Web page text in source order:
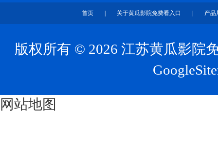
首页 关于黄瓜影院免费看入口 产品
版权所有 © 2026 江苏黄瓜影院
网站地图